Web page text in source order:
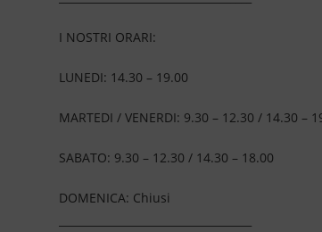
I NOSTRI ORARI:
LUNEDI: 14.30 – 19.00
MARTEDI / VENERDI: 9.30 – 12.30 / 14.30 –
SABATO: 9.30 – 12.30 / 14.30 – 18.00
DOMENICA: Chiusi